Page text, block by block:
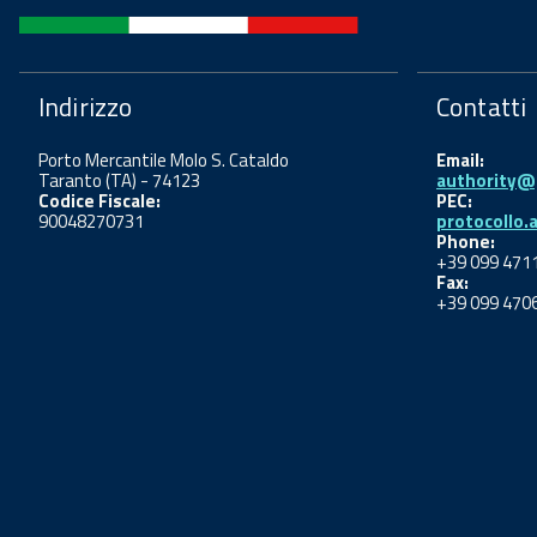
Indirizzo
Porto Mercantile Molo S. Cataldo
Taranto (TA) - 74123
Codice Fiscale:
90048270731
Contatti
Email:
PEC:
Phone:
+39 099
Fax:
+39 099